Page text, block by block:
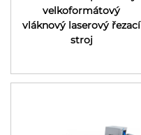
velkoformátový
vláknový laserový řezací
stroj